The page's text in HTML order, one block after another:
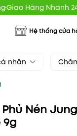
Giao Hàng Nhanh
Hệ thống cửa
nhân
Phủ Nén
9g